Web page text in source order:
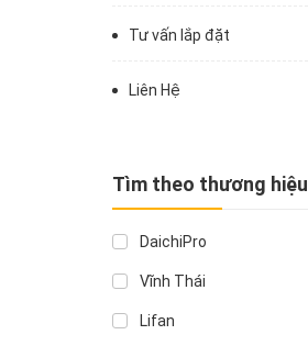
Tư vấn lắp đặt
Liên Hệ
Tìm theo thương hiệu
DaichiPro
Vĩnh Thái
Lifan